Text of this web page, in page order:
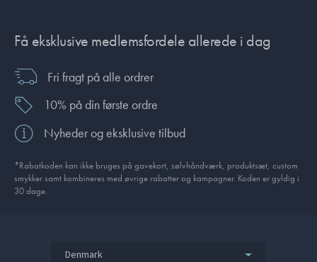
Få eksklusive medlemsfordele allerede i dag
Fri fragt på alle ordrer
10% på din første ordre
Nyheder og eksklusive tilbud
*Rabatkoden kan ikke bruges på gavekort, sølvhåndværk, produktsæt, custom
smykker samt kombineres med øvrige rabatter og kampagner. Koden er gyldig i
30 dage.
Denmark